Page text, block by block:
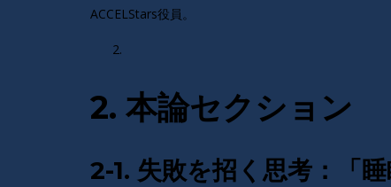
ACCELStars役員。
2. 本論セクション
2-1. 失敗を招く思考：「